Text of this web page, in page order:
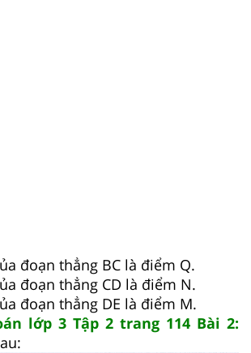
đoạn thẳng BC là điểm Q.
đoạn thẳng CD là điểm N.
đoạn thẳng DE là điểm M.
lớp 3 Tập 2 trang 114 Bài 2: